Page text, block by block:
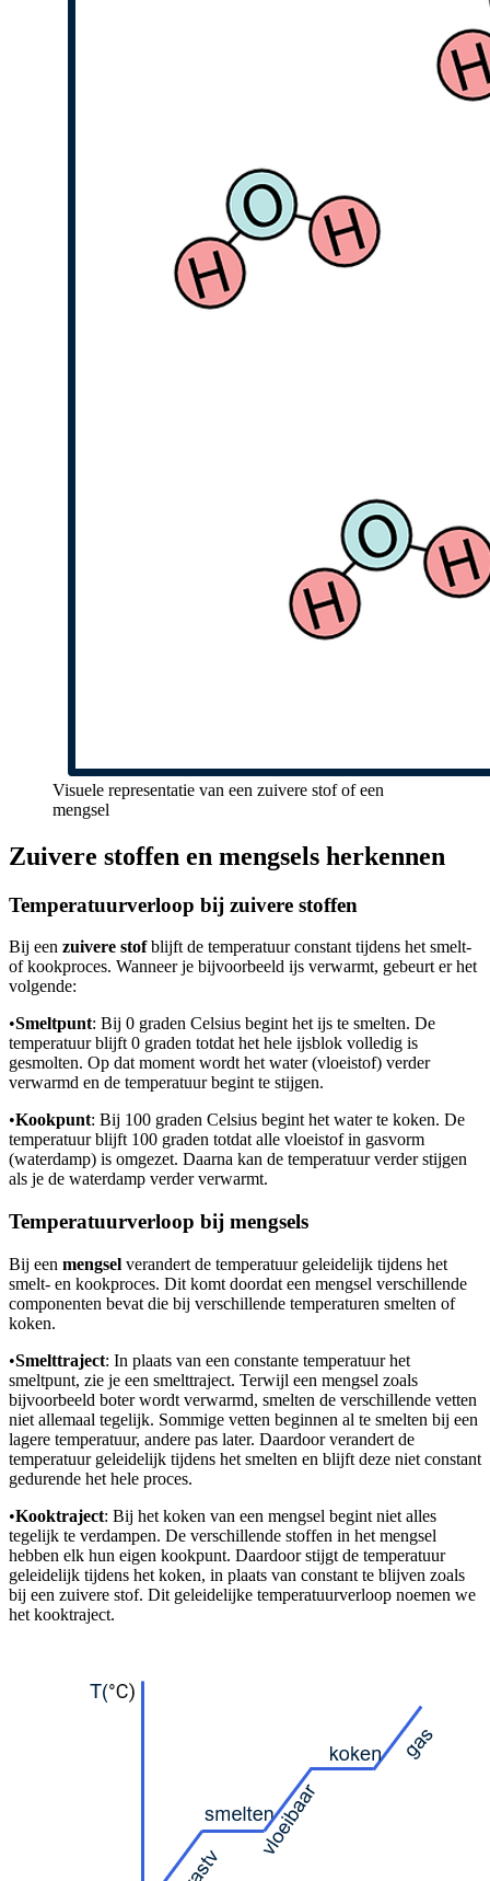
Visuele representatie van een zuivere stof of een
mengsel
Zuivere stoffen en mengsels herkennen
Temperatuurverloop bij zuivere stoffen
Bij een zuivere stofblijft de temperatuur constant tijdens het smelt-
of kookproces. Wanneer je bijvoorbeeld ijs verwarmt, gebeurt er het
volgende:
•Smeltpunt: Bij 0 graden Celsius begint het ijs te smelten. De
temperatuur blijft 0 graden totdat het hele ijsblok volledig is
gesmolten. Op dat moment wordt het water (vloeistof) verder
verwarmd en de temperatuur begint te stijgen.
•Kookpunt: Bij 100 graden Celsius begint het water te koken. De
temperatuur blijft 100 graden totdat alle vloeistof in gasvorm
(waterdamp) is omgezet. Daarna kan de temperatuur verder stijgen
als je de waterdamp verder verwarmt.
Temperatuurverloop bij mengsels
Bij een mengsel verandert de temperatuur geleidelijk tijdens het
smelt- en kookproces. Dit komt doordat een mengsel verschillende
componenten bevat die bij verschillende temperaturen smelten of
koken.
•Smelttraject: In plaats van een constante temperatuur het
smeltpunt, zie je een smelttraject. Terwijl een mengsel zoals
bijvoorbeeld boter wordt verwarmd, smelten de verschillende vetten
niet allemaal tegelijk. Sommige vetten beginnen al te smelten bij een
lagere temperatuur, andere pas later. Daardoor verandert de
temperatuur geleidelijk tijdens het smelten en blijft deze niet constant
gedurende het hele proces.
•Kooktraject: Bij het koken van een mengsel begint niet alles
tegelijk te verdampen. De verschillende stoffen in het mengsel
hebben elk hun eigen kookpunt. Daardoor stijgt de temperatuur
geleidelijk tijdens het koken, in plaats van constant te blijven zoals
bij een zuivere stof. Dit geleidelijke temperatuurverloop noemen we
het kooktraject.